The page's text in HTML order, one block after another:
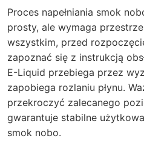
Proces napełniania smok
prosty, ale wymaga
wszystkim, przed
zapoznać się z instrukcją
E-Liquid przebiega przez
zapobiega rozlaniu płynu.
przekroczyć zalecanego
gwarantuje stabilne
smok nobo.